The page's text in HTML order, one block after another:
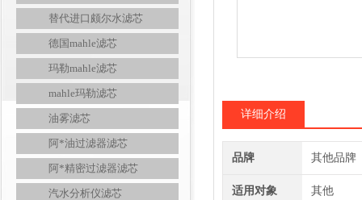
替代进口颇尔水滤芯
德国mahle滤芯
玛勒mahle滤芯
mahle玛勒滤芯
油雾滤芯
阿*油过滤器滤芯
阿*精密过滤器滤芯
汽水分析仪滤芯
详细介绍
品牌 其他品牌
适用对象 其他